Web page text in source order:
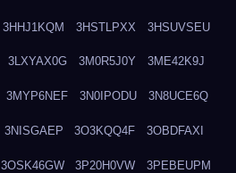
3HHJ1KQM 3HSTLPXX 3HSUVSEU
3LXYAX0G 3M0R5J0Y 3ME42K9J
3MYP6NEF 3N0IPODU 3N8UCE6Q
3NISGAEP 3O3KQQ4F 3OBDFAXI
3OSK46GW 3P20H0VW 3PEBEUPM